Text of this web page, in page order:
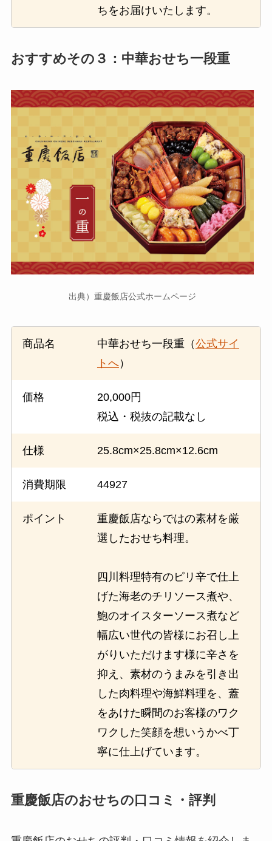
ちをお届けいたします。
おすすめその３：中華おせち一段重
出典）重慶飯店公式ホームページ
商品名 中華おせち一段重（公式サイ
トへ）
価格
20,000円
税込・税抜の記載なし
仕様 25.8cm×25.8cm×12.6cm
消費期限 44927
ポイント
重慶飯店ならではの素材を厳
選したおせち料理。
四川料理特有のピリ辛で仕上
げた海老のチリソース煮や、
鮑のオイスターソース煮など
幅広い世代の皆様にお召し上
がりいただけます様に辛さを
抑え、素材のうまみを引き出
した肉料理や海鮮料理を、蓋
をあけた瞬間のお客様のワク
ワクした笑顔を想いうかべ丁
寧に仕上げています。
重慶飯店のおせちの口コミ・評判